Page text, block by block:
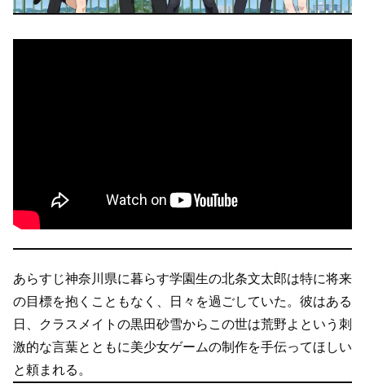
あらすじ神奈川県に暮らす学園生の北条文太郎は特に将来
の目標を抱くこともなく、日々を過ごしていた。彼はある
日、クラスメイトの黒田砂雪からこの世は荒野よという刺
激的な言葉とともに美少女ゲームの制作を手伝ってほしい
と頼まれる。